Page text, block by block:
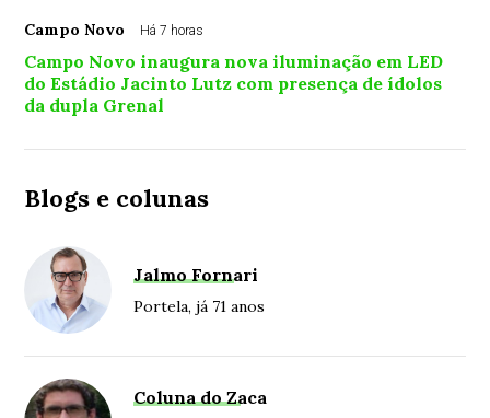
Campo Novo Há 7 horas
Campo Novo inaugura nova iluminação em LED
do Estádio Jacinto Lutz com presença de ídolos
da dupla Grenal
Blogs e colunas
Jalmo Fornari
Portela, já 71 anos
Coluna do Zaca